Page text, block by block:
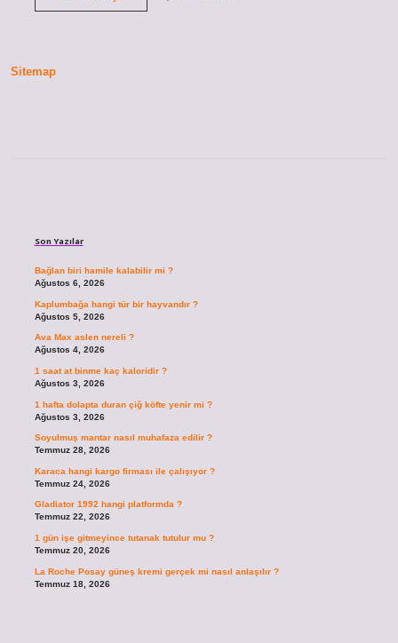
Sitemap
Son Yazılar
Bağlan biri hamile kalabilir mi ?
Ağustos 6, 2026
Kaplumbağa hangi tür bir hayvandır ?
Ağustos 5, 2026
Ava Max aslen nereli ?
Ağustos 4, 2026
1 saat at binme kaç kaloridir ?
Ağustos 3, 2026
1 hafta dolapta duran çiğ köfte yenir mi ?
Ağustos 3, 2026
Soyulmuş mantar nasıl muhafaza edilir ?
Temmuz 28, 2026
Karaca hangi kargo firması ile çalışıyor ?
Temmuz 24, 2026
Gladiator 1992 hangi platformda ?
Temmuz 22, 2026
1 gün işe gitmeyince tutanak tutulur mu ?
Temmuz 20, 2026
La Roche Posay güneş kremi gerçek mi nasıl anlaşılır ?
Temmuz 18, 2026